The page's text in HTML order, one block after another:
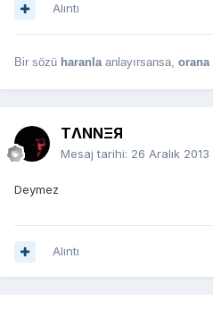
Alıntı
Bir sözü haranla anlayırsansa, orana
TΛNNΞЯ
Mesaj tarihi: 26 Aralık 2013
Deymez
Alıntı